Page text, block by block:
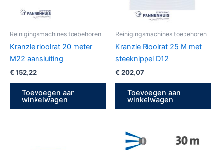
Reinigingsmachines toebehoren
Kranzle rioolrat 20 meter
M22 aansluiting
€ 152,22
Toevoegen aan
winkelwagen
Reinigingsmachines toebehoren
Kranzle Rioolrat 25 M met
steeknippel D12
€ 202,07
Toevoegen aan
winkelwagen